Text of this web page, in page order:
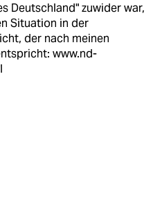
Deutschland" zuwider war,
Situation in der
der nach meinen
www.nd-